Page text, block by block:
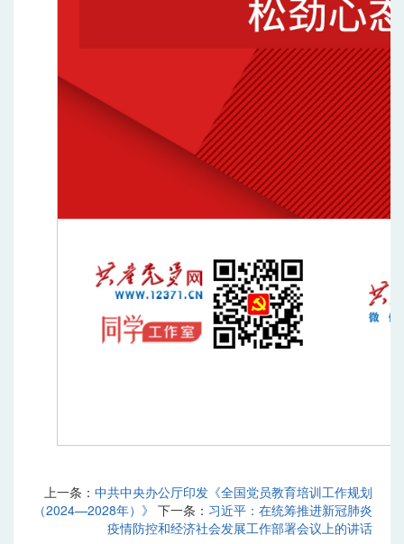
上一条： 中共中央办公厅印发《全国党员教育培训工作规划
（2024—2028年）》 下一条： 习近平：在统筹推进新冠肺炎
疫情防控和经济社会发展工作部署会议上的讲话